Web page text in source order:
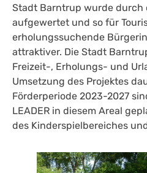
Stadt Barntrup wurde durch
aufgewertet und so für
erholungssuchende
attraktiver. Die Stadt
Freizeit-, Erholungs- und
Umsetzung des Projektes
Förderperiode 2023-2027
LEADER in diesem Areal
des Kinderspielbereiches